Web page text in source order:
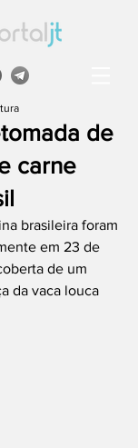
de
carne
brasileira foram
em 23 de
de um
da vaca louca